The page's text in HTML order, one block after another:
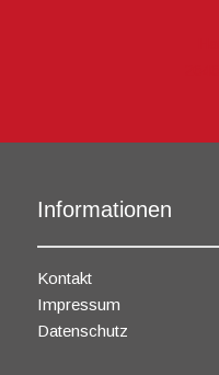
Informationen
Kontakt
Impressum
Datenschutz